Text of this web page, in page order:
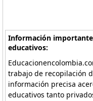
Información
educativos:
trabajo de recopilación
información precisa
educativos tanto